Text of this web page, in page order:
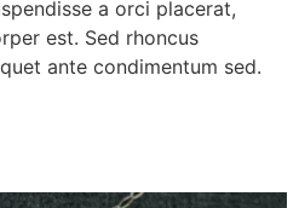
a orci placerat,
est. Sed rhoncus
ante condimentum sed.